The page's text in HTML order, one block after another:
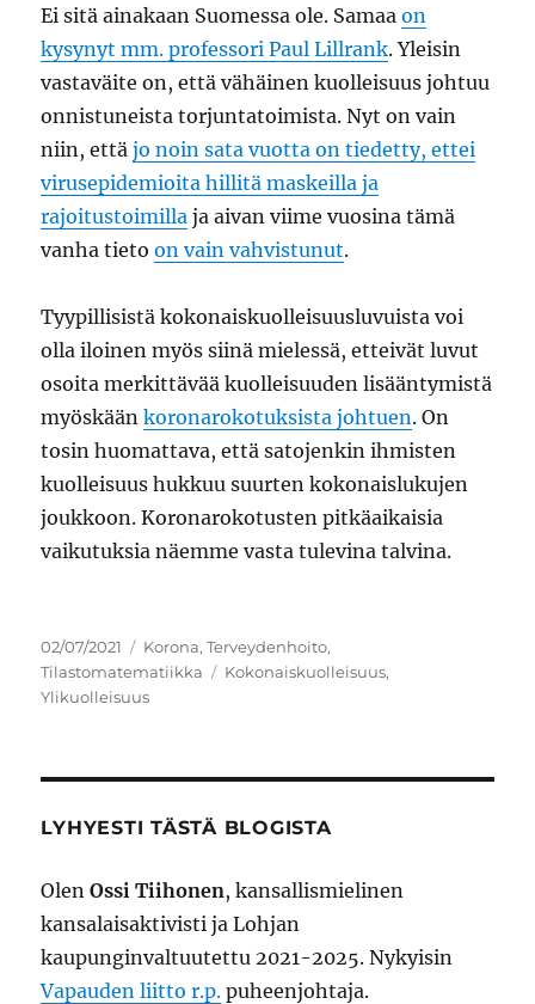
Ei sitä ainakaan Suomessa ole. Samaaon
kysynyt mm. professori Paul Lillrank. Yleisin
vastaväite on, että vähäinen kuolleisuus johtuu
onnistuneista torjuntatoimista. Nyt on vain
niin, ettäjo noin sata vuotta on tiedetty, ettei
virusepidemioita hillitä maskeilla ja
rajoitustoimilla ja aivan viime vuosina tämä
vanha tietoon vain vahvistunut.
Tyypillisistä kokonaiskuolleisuusluvuista voi
olla iloinen myös siinä mielessä, etteivät luvut
osoita merkittävää kuolleisuuden lisääntymistä
myöskäänkoronarokotuksista johtuen. On
tosin huomattava, että satojenkin ihmisten
kuolleisuus hukkuu suurten kokonaislukujen
joukkoon. Koronarokotusten pitkäaikaisia
vaikutuksia näemme vasta tulevina talvina.
Julkaistu
02/07/2021 Kategoriat
Korona,Terveydenhoito,
Tilastomatematiikka
Avainsanat
Kokonaiskuolleisuus,
Ylikuolleisuus
LYHYESTI TÄSTÄ BLOGISTA
OlenOssi Tiihonen, kansallismielinen
kansalaisaktivisti ja Lohjan
kaupunginvaltuutettu 2021-2025. Nykyisin
Vapauden liitto r.p. puheenjohtaja.